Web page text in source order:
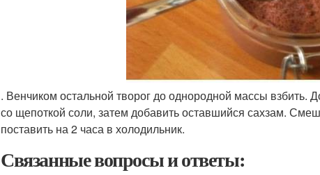
. Венчиком остальной творог до однородной массы взбить.
со щепоткой соли, затем добавить оставшийся сахзам.
поставить на 2 часа в холодильник.
Связанные вопросы и ответы: